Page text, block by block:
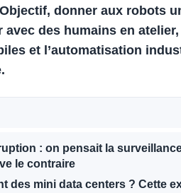
Objectif, donner aux robots
des humains en
et l’automatisation
: on pensait la
le contraire
des mini data centers ? Cette